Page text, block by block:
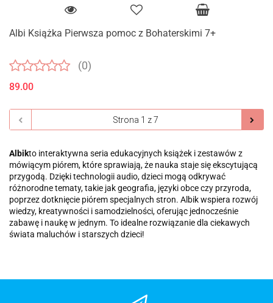
Albi Książka Pierwsza pomoc z Bohaterskimi 7+
(0)
89.00
Albikto interaktywna seria edukacyjnych książek i zestawów z
mówiącym piórem, które sprawiają, że nauka staje się ekscytującą
przygodą. Dzięki technologii audio, dzieci mogą odkrywać
różnorodne tematy, takie jak geografia, języki obce czy przyroda,
poprzez dotknięcie piórem specjalnych stron. Albik wspiera rozwój
wiedzy, kreatywności i samodzielności, oferując jednocześnie
zabawę i naukę w jednym. To idealne rozwiązanie dla ciekawych
świata maluchów i starszych dzieci!